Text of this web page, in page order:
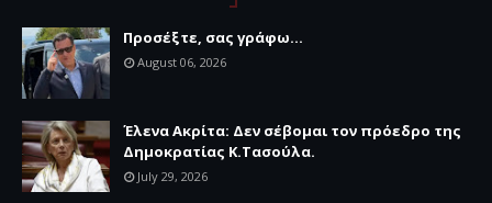
Προσέξτε, σας γράφω...
August 06, 2026
Έλενα Ακρίτα: Δεν σέβομαι τον πρόεδρο της
Δημοκρατίας Κ.Τασούλα.
July 29, 2026